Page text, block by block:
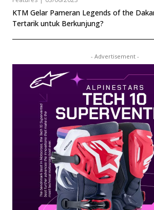
KTM Gelar Pameran Legends of the
Tertarik untuk Berkunjung?
- Advertisement -